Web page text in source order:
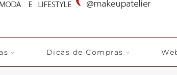
Dicas de Compras